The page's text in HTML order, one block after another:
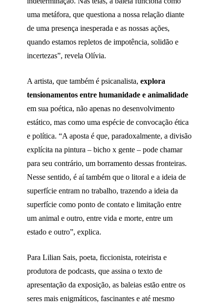
uma metáfora, que questiona a nossa relação diante
de uma presença inesperada e as nossas ações,
quando estamos repletos de impotência, solidão e
incertezas”, revela Olívia.
A artista, que também é psicanalista, explora
tensionamentos entre humanidade e animalidade
em sua poética, não apenas no desenvolvimento
estático, mas como uma espécie de convocação ética
e política. “A aposta é que, paradoxalmente, a divisão
explícita na pintura – bicho x gente – pode chamar
para seu contrário, um borramento dessas fronteiras.
Nesse sentido, é aí também que o litoral e a ideia de
superfície entram no trabalho, trazendo a ideia da
superfície como ponto de contato e limitação entre
um animal e outro, entre vida e morte, entre um
estado e outro”, explica.
Para Lilian Sais, poeta, ficcionista, roteirista e
produtora de podcasts, que assina o texto de
apresentação da exposição, as baleias estão entre os
seres mais enigmáticos, fascinantes e até mesmo